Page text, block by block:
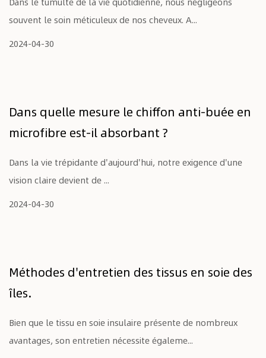
souvent le soin méticuleux de nos cheveux. A...
2024-04-30
Dans quelle mesure le chiffon anti-buée en
microfibre est-il absorbant ?
Dans la vie trépidante d'aujourd'hui, notre exigence d'une
vision claire devient de ...
2024-04-30
Méthodes d'entretien des tissus en soie des
îles.
Bien que le tissu en soie insulaire présente de nombreux
avantages, son entretien nécessite égaleme...